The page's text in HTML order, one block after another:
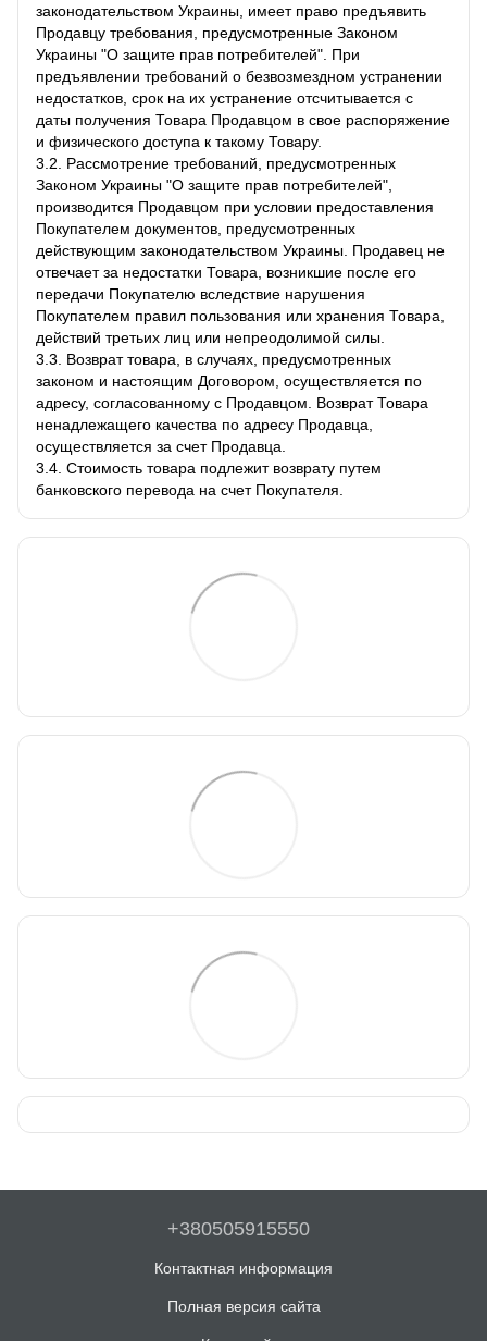
законодательством Украины, имеет право предъявить
Продавцу требования, предусмотренные Законом
Украины "О защите прав потребителей". При
предъявлении требований о безвозмездном устранении
недостатков, срок на их устранение отсчитывается с
даты получения Товара Продавцом в свое распоряжение
и физического доступа к такому Товару.
3.2. Рассмотрение требований, предусмотренных
Законом Украины "О защите прав потребителей",
производится Продавцом при условии предоставления
Покупателем документов, предусмотренных
действующим законодательством Украины. Продавец не
отвечает за недостатки Товара, возникшие после его
передачи Покупателю вследствие нарушения
Покупателем правил пользования или хранения Товара,
действий третьих лиц или непреодолимой силы.
3.3. Возврат товара, в случаях, предусмотренных
законом и настоящим Договором, осуществляется по
адресу, согласованному с Продавцом. Возврат Товара
ненадлежащего качества по адресу Продавца,
осуществляется за счет Продавца.
3.4. Стоимость товара подлежит возврату путем
банковского перевода на счет Покупателя.
+380505915550
Контактная информация
Полная версия сайта